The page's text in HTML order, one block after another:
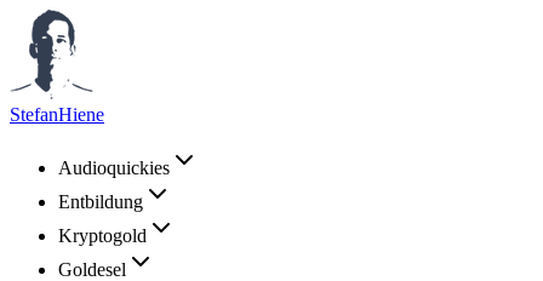
StefanHiene
Audioquickies
Entbildung
Kryptogold
Goldesel